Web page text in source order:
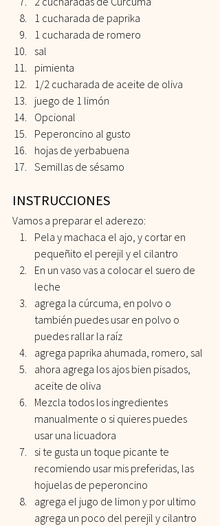
1 cucharada de paprika
1 cucharada de romero
sal
pimienta
1/2 cucharada de aceite de oliva
juego de 1 limón
Opcional
Peperoncino al gusto
hojas de yerbabuena
Semillas de sésamo
INSTRUCCIONES
Vamos a preparar el aderezo:
Pela y machaca el ajo, y cortar en
pequeñito el perejil y el cilantro
En un vaso vas a colocar el suero de
leche
agrega la cúrcuma, en polvo o
también puedes usar en polvo o
puedes rallar la raíz
agrega paprika ahumada, romero, sal
ahora agrega los ajos bien pisados,
aceite de oliva
Mezcla todos los ingredientes
manualmente o si quieres puedes
usar una licuadora
si te gusta un toque picante te
recomiendo usar mis preferidas, las
hojuelas de peperoncino
agrega el jugo de limon y por ultimo
agrega un poco del perejil y cilantro